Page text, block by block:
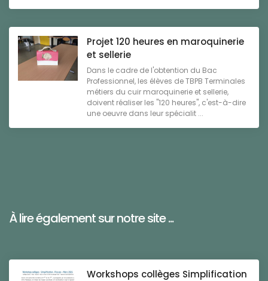
Projet 120 heures en maroquinerie
et sellerie
Dans le cadre de l'obtention du Bac
Professionnel, les élèves de TBPB Terminales
métiers du cuir maroquinerie et sellerie,
doivent réaliser les "120 heures", c'est-à-dire
une oeuvre dans leur spécialit ...
À lire également sur notre site ...
Workshops collèges Simplification